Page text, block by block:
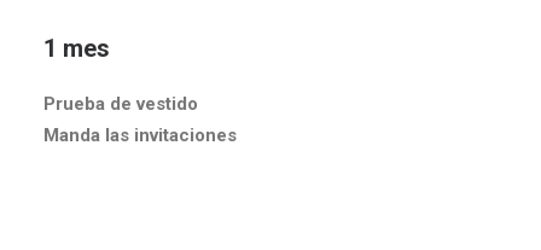
1 mes
Prueba de vestido
Manda las invitaciones